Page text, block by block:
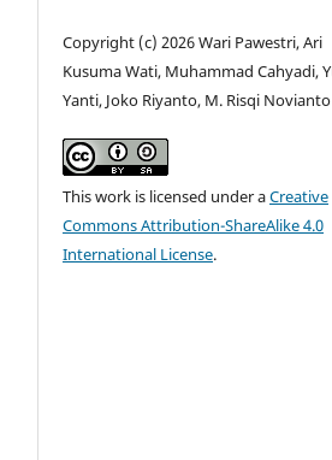
Copyright (c) 2026 Wari Pawestri, Ari
Kusuma Wati, Muhammad Cahyadi,
Yanti, Joko Riyanto, M. Risqi Novianto
This work is licensed under aCreative
Commons Attribution-ShareAlike 4.0
International License.